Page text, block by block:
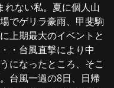
れない私。夏に個人山
でゲリラ豪雨、甲斐駒
上期最大のイベントと
・台風直撃により中
になったところ、そこ
台風一過の8日、日帰